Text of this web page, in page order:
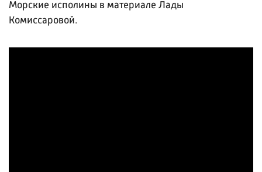
Морские исполины в материале Лады
Комиссаровой.